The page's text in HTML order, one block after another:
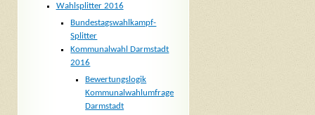
Wahlsplitter 2016
Bundestagswahlkampf-
Splitter
Kommunalwahl Darmstadt
2016
Bewertungslogik
Kommunalwahlumfrage
Darmstadt